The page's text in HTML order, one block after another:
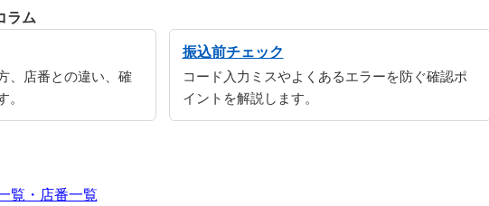
ラム
、店番との違い、確
。
振込前チェック
コード入力ミスやよくあるエラーを防ぐ確認ポ
イントを解説します。
覧・店番一覧